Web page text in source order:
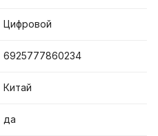
Цифровой
6925777860234
Китай
да